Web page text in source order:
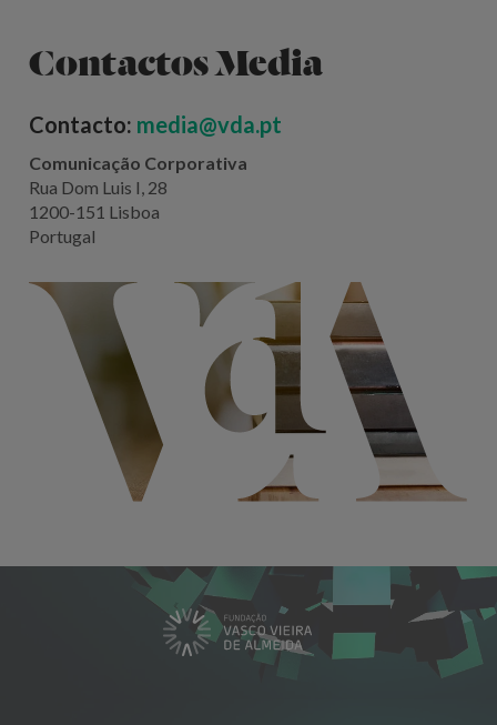
Contactos Media
Contacto: media@vda.pt
Comunicação Corporativa
Rua Dom Luis I, 28
1200-151 Lisboa
Portugal